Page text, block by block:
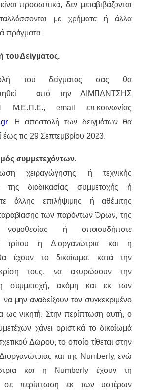
προσωπικά, δεν μεταβιβάζονται
με χρήματα ή άλλα
πράγματα.
του Δείγματος.
του δείγματος σας θα
από την ΛΙΜΠΑΝΤΣΗΣ
Μ.Ε.Π.Ε., email επικοινωνίας
. H αποστολή των δειγμάτων θα
έως τις 29 Σεπτεμβρίου 2023.
συμμετεχόντων.
χειραγώγησης ή τεχνικής
της διαδικασίας συμμετοχής ή
άλλης επιλήψιμης ή αθέμιτης
των παρόντων Όρων, της
νομοθεσίας ή οποιουδήποτε
τρίτου η Διοργανώτρια και η
έχουν το δικαίωμα, κατά την
κρίση τους, να ακυρώσουν την
συμμετοχή, ακόμη και εκ των
να μην αναδείξουν τον συγκεκριμένο
ως νικητή. Στην περίπτωση αυτή, ο
χάνει οριστικά το δικαίωμά
Δώρου, το οποίο τίθεται στην
και της Numberly, ενώ
και η Numberly έχουν τη
σε περίπτωση εκ των υστέρων